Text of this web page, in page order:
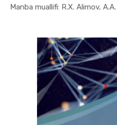
Manba muallifi: R.X. Alimov,
In